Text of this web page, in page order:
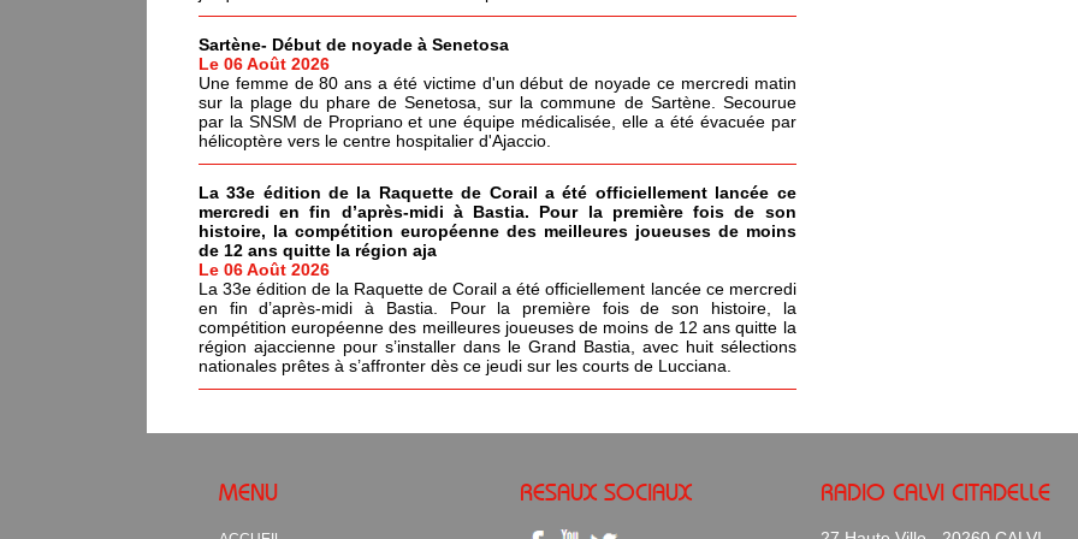
Sartène- Début de noyade à Senetosa
Le 06 Août 2026
Une femme de 80 ans a été victime d'un début de noyade ce mercredi matin
sur la plage du phare de Senetosa, sur la commune de Sartène. Secourue
par la SNSM de Propriano et une équipe médicalisée, elle a été évacuée par
hélicoptère vers le centre hospitalier d'Ajaccio.
La 33e édition de la Raquette de Corail a été officiellement lancée ce
mercredi en fin d’après-midi à Bastia. Pour la première fois de son
histoire, la compétition européenne des meilleures joueuses de moins
de 12 ans quitte la région aja
Le 06 Août 2026
La 33e édition de la Raquette de Corail a été officiellement lancée ce mercredi
en fin d’après-midi à Bastia. Pour la première fois de son histoire, la
compétition européenne des meilleures joueuses de moins de 12 ans quitte la
région ajaccienne pour s’installer dans le Grand Bastia, avec huit sélections
nationales prêtes à s’affronter dès ce jeudi sur les courts de Lucciana.
MENU RESAUX SOCIAUX RADIO CALVI CITADELLE